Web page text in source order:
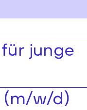
junge
(m/w/d)